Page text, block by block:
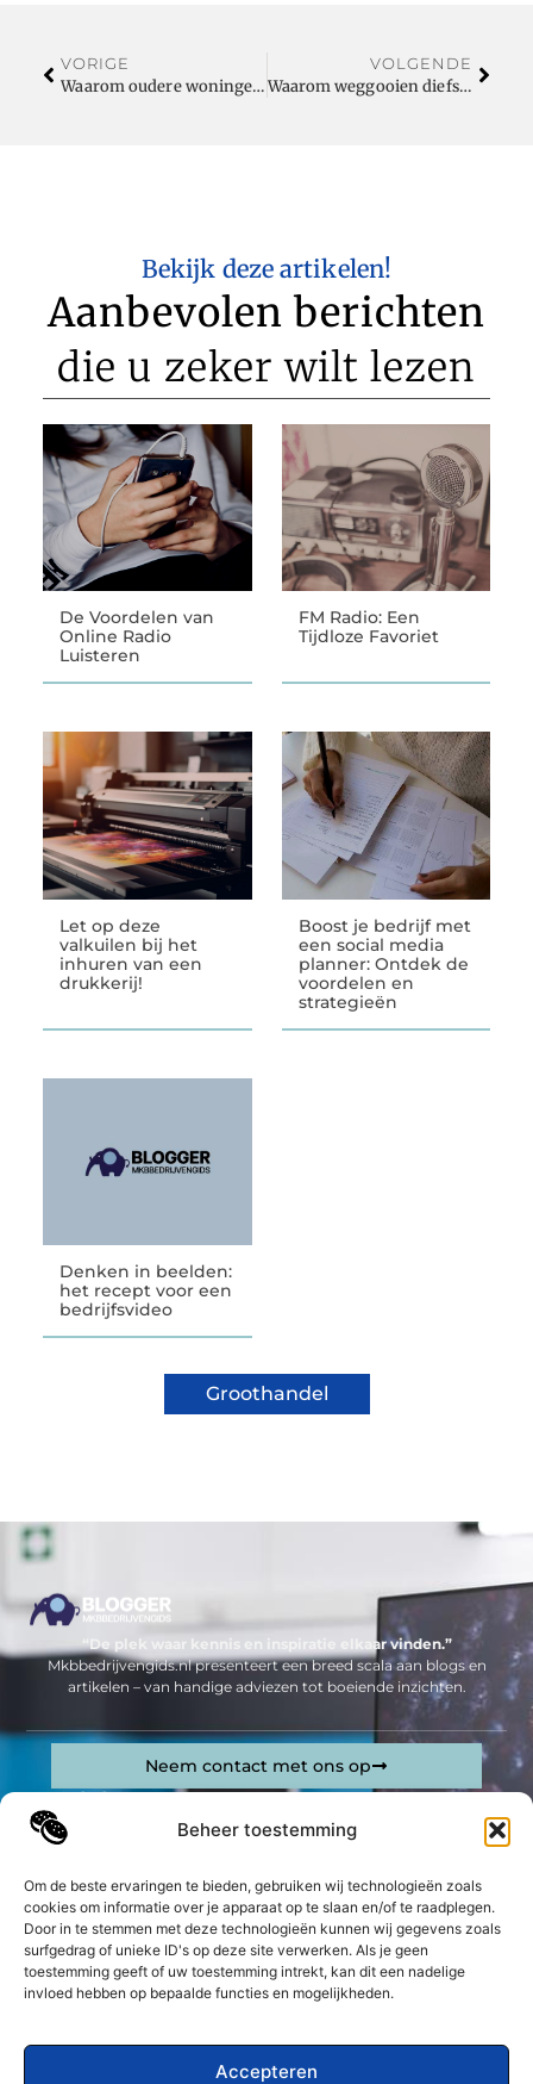
Beheer toestemming
Om de beste ervaringen te bieden, gebruiken wij technologieën zoals
cookies om informatie over je apparaat op te slaan en/of te raadplegen.
Door in te stemmen met deze technologieën kunnen wij gegevens zoals
surfgedrag of unieke ID's op deze site verwerken. Als je geen
toestemming geeft of uw toestemming intrekt, kan dit een nadelige
invloed hebben op bepaalde functies en mogelijkheden.
Accepteren
VORIGE
Waarom oudere woningen in Baarn extra goede slotbeveiliging nodig hebben
VOLGENDE
Waarom weggooien diefstal van uw eigen portemonnee is
Bekijk deze artikelen!
Aanbevolen berichten
die u zeker wilt lezen
De Voordelen van
Online Radio
Luisteren
FM Radio: Een
Tijdloze Favoriet
Let op deze
valkuilen bij het
inhuren van een
drukkerij!
Boost je bedrijf met
een social media
planner: Ontdek de
voordelen en
strategieën
Denken in beelden:
het recept voor een
bedrijfsvideo
Groothandel
“De plek waar kennis en inspiratie elkaar vinden.”
Mkbbedrijvengids.nl presenteert een breed scala aan blogs en
artikelen – van handige adviezen tot boeiende inzichten.
Sitelinks
De best gelezen stukken op een rij
Bouwafval containers: de beste oplossing voor afval op
de bouwplaats
Bedrijfsruimte huren; waar moet je rekening mee
Een vlaggenlijn van stof voor elk feest
De voordelen van Employer Branding voor bedrijven
Bericht categorie
Neem contact met ons op